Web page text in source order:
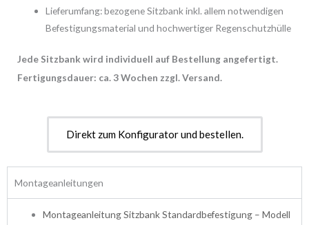
Lieferumfang: bezogene Sitzbank inkl. allem notwendigen
Befestigungsmaterial und hochwertiger Regenschutzhülle
Jede Sitzbank wird individuell auf Bestellung angefertigt.
Fertigungsdauer: ca. 3 Wochen zzgl. Versand.
Direkt zum Konfigurator und bestellen.
Montageanleitungen
Montageanleitung Sitzbank Standardbefestigung – Modell